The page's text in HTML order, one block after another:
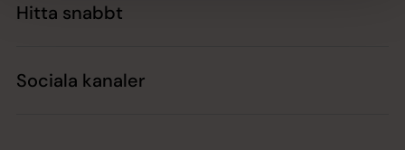
Hitta snabbt
Sociala kanaler